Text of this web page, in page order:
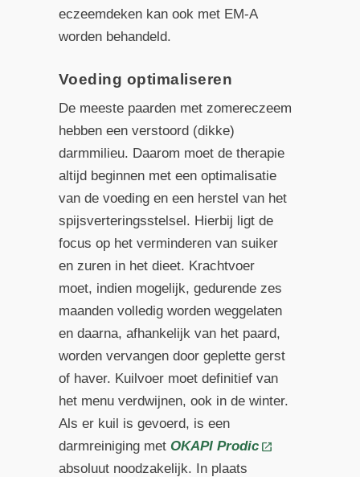
eczeemdeken kan ook met EM-A
worden behandeld.
Voeding optimaliseren
De meeste paarden met zomereczeem
hebben een verstoord (dikke)
darmmilieu. Daarom moet de therapie
altijd beginnen met een optimalisatie
van de voeding en een herstel van het
spijsverteringsstelsel. Hierbij ligt de
focus op het verminderen van suiker
en zuren in het dieet. Krachtvoer
moet, indien mogelijk, gedurende zes
maanden volledig worden weggelaten
en daarna, afhankelijk van het paard,
worden vervangen door geplette gerst
of haver. Kuilvoer moet definitief van
het menu verdwijnen, ook in de winter.
Als er kuil is gevoerd, is een
darmreiniging met OKAPI Prodic
absoluut noodzakelijk. In plaats